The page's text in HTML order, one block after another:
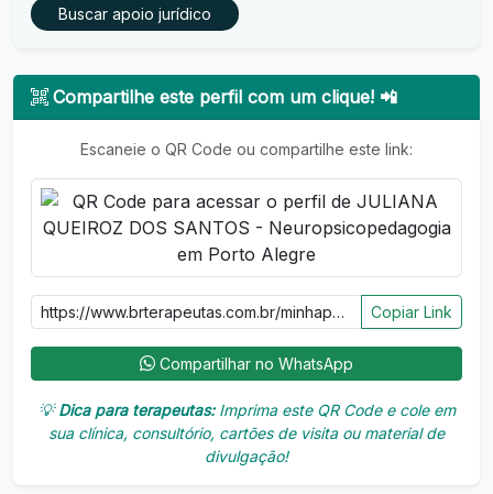
Buscar apoio jurídico
Compartilhe este perfil com um clique! 📲
Escaneie o QR Code ou compartilhe este link:
Copiar Link
Compartilhar no WhatsApp
💡Dica para terapeutas:Imprima este QR Code e cole em
sua clínica, consultório, cartões de visita ou material de
divulgação!